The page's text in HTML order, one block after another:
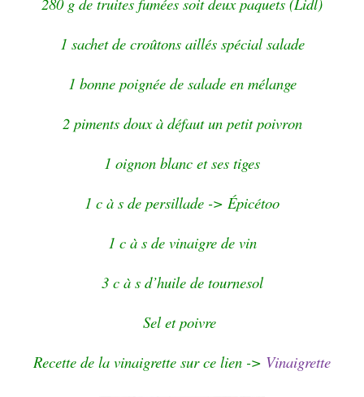
1 sachet de croûtons aillés spécial salade
1 bonne poignée de salade en mélange
2 piments doux à défaut un petit poivron
1 oignon blanc et ses tiges
1 c à s de persillade -> Épicétoo
1 c à s de vinaigre de vin
3 c à s d’huile de tournesol
Sel et poivre
Recette de la vinaigrette sur ce lien -> Vinaigrette